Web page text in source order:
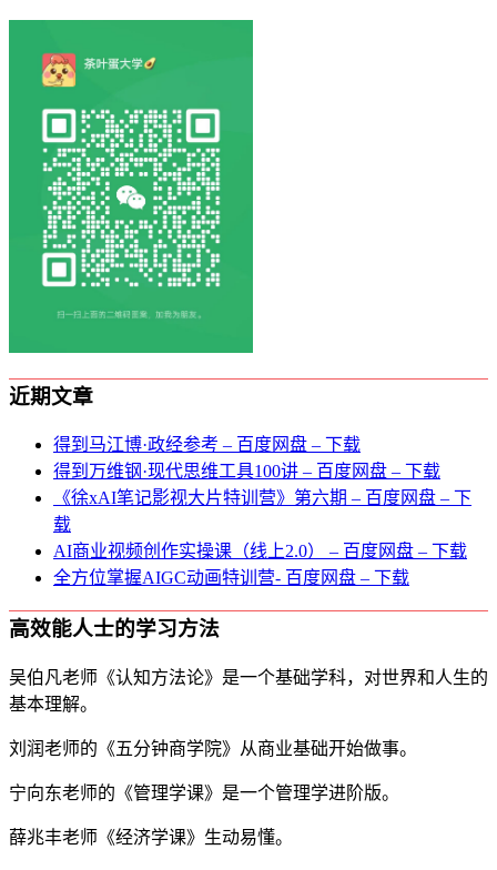
近期文章
得到马江博·政经参考 – 百度网盘 – 下载
得到万维钢·现代思维⼯具100讲 – 百度网盘 – 下载
《徐xAI笔记影视大片特训营》第六期 – 百度网盘 – 下
载
AI商业视频创作实操课（线上2.0） – 百度网盘 – 下载
全方位掌握AIGC动画特训营- 百度网盘 – 下载
高效能人士的学习方法
吴伯凡老师《认知方法论》是一个基础学科，对世界和人生的
基本理解。
刘润老师的《五分钟商学院》从商业基础开始做事。
宁向东老师的《管理学课》是一个管理学进阶版。
薛兆丰老师《经济学课》生动易懂。